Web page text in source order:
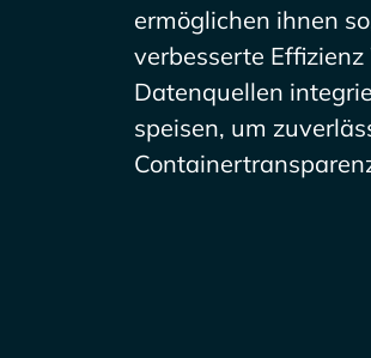
ermöglichen ihnen
verbesserte
Datenquellen
speisen, um